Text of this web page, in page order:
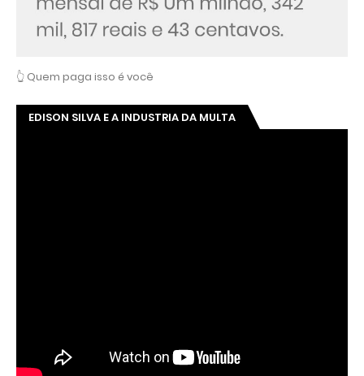
👆 Quem paga isso é você
EDISON SILVA E A INDUSTRIA DA MULTA